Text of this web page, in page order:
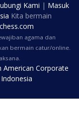
Kami | Masuk
Kita bermain
chess.com
agama dan
bermain catur/online.
American Corporate